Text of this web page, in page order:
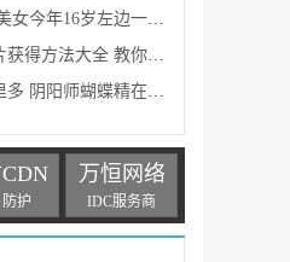
岁左边一个女人 答案是什么
大全 教你如何快速获得姑获
阴阳师蝴蝶精在哪里刷
护
万恒网络
IDC服务商